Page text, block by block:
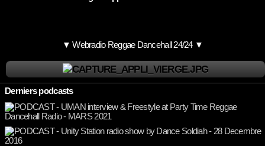
▼ Webradio Reggae Dancehall 24/24 ▼
Derniers podcasts